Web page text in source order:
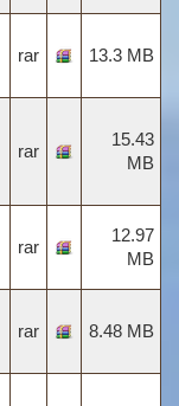
rar 13.3 MB
rar
15.43
MB
rar
12.97
MB
rar 8.48 MB